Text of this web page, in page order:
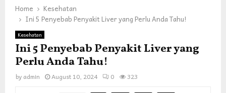
Home
Kesehatan
Ini 5 Penyebab Penyakit Liver yang Perlu Anda Tahu!
Kesehatan
Ini 5 Penyebab Penyakit Liver yang
Perlu Anda Tahu!
by admin August 10, 2024 0 323